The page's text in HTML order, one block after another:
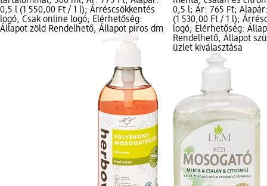
0,5 l (1 550,00 Ft / 1 l); Árréscsökkentés
logó, Csak online logó; Elérhetőség:
Állapot zöld Rendelhető, Állapot piros dm
0,5 l; Ár: 765 Ft;
(1 530,00 Ft / 1 l);
logó; Elérhetőség:
Rendelhető, Állapot
üzlet kiválasztása